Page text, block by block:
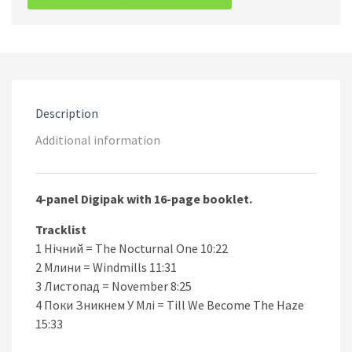
To
Hочі
quantity
Description
Additional information
4-panel Digipak with 16-page booklet.
Tracklist
1 Нічний = The Nocturnal One 10:22
2 Млини = Windmills 11:31
3 Листопад = November 8:25
4 Поки Зникнем У Млі = Till We Become The Haze
15:33